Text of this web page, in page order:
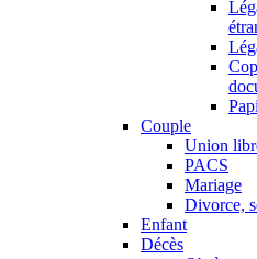
Couple
Union
PACS
Mariage
Divorce,
Enfant
Décès